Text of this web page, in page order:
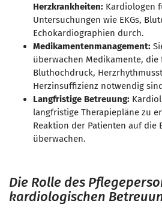
Herzkrankheiten: Kardiologen
Untersuchungen wie EKGs,
Echokardiographien durch.
Medikamentenmanagement:
überwachen Medikamente,
Bluthochdruck,
Herzinsuffizienz notwendig
Langfristige Betreuung:
langfristige Therapiepläne zu
Reaktion der Patienten auf die
überwachen.
Die Rolle des
kardiologischen